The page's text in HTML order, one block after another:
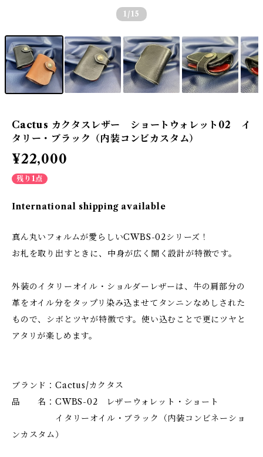
1 /15
Cactus カクタスレザー ショートウォレット02 イ
タリー・ブラック（内装コンビカスタム）
¥22,000
残り1点
International shipping available
真ん丸いフォルムが愛らしいCWBS-02シリーズ！
お札を取り出すときに、中身が広く開く設計が特徴です。
外装のイタリーオイル・ショルダーレザーは、牛の肩部分の
革をオイル分をタップリ染み込ませてタンニンなめしされた
もので、シボとツヤが特徴です。使い込むことで更にツヤと
アタリが楽しめます。
ブランド：Cactus/カクタス
品 名：CWBS-02 レザーウォレット・ショート
イタリーオイル・ブラック（内装コンビネーショ
ンカスタム）